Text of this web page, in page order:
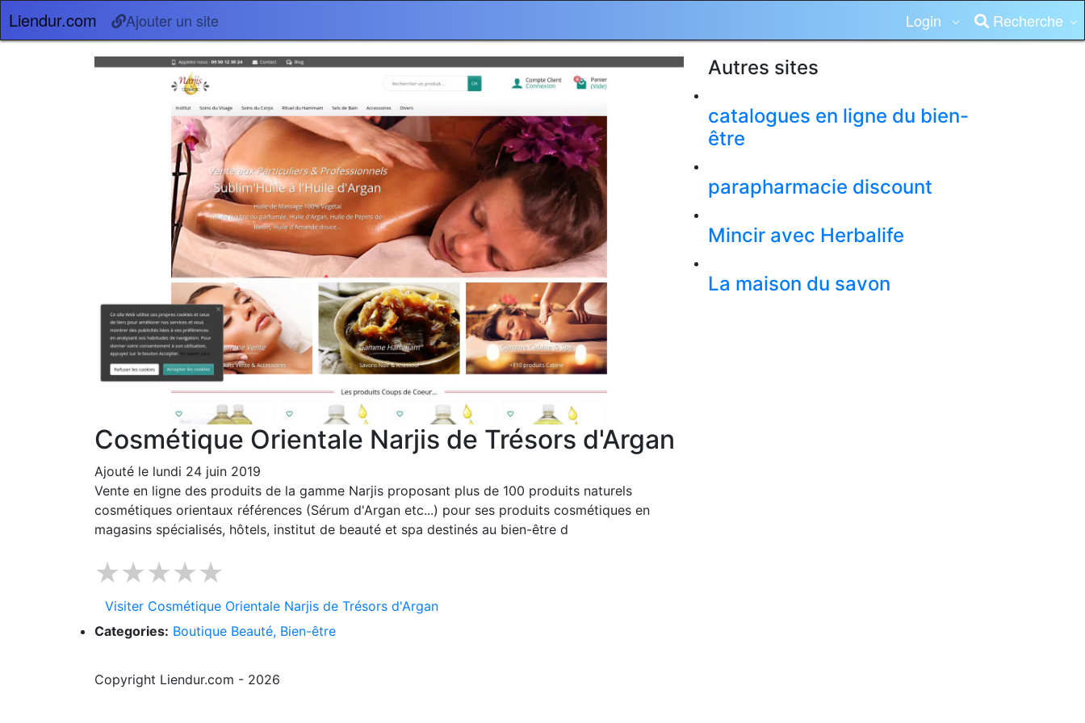
Liendur.com Ajouter un site Login Recherche
Cosmétique Orientale Narjis de Trésors d'Argan
Ajouté le lundi 24 juin 2019
Vente en ligne des produits de la gamme Narjis proposant plus de 100 produits naturels
cosmétiques orientaux références (Sérum d'Argan etc...) pour ses produits cosmétiques en
magasins spécialisés, hôtels, institut de beauté et spa destinés au bien-être d
★★★★★
Visiter Cosmétique Orientale Narjis de Trésors d'Argan
Categories: Boutique Beauté, Bien-être
Autres sites
catalogues en ligne du bien-
être
parapharmacie discount
Mincir avec Herbalife
La maison du savon
Copyright Liendur.com - 2026